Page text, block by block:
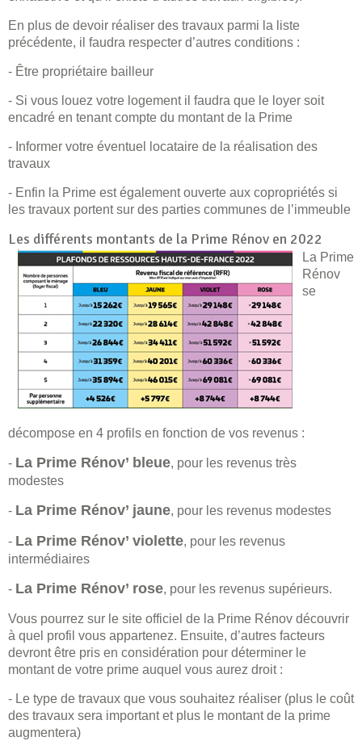
En plus de devoir réaliser des travaux parmi la liste
précédente, il faudra respecter d’autres conditions :
- Être propriétaire bailleur
- Si vous louez votre logement il faudra que le loyer soit
encadré en tenant compte du montant de la Prime
- Informer votre éventuel locataire de la réalisation des
travaux
- Enfin la Prime est également ouverte aux copropriétés si
les travaux portent sur des parties communes de l’immeuble
Les différents montants de la Prime Rénov en 2022
La Prime
Rénov
se
décompose en 4 profils en fonction de vos revenus :
- La Prime Rénov’ bleue, pour les revenus très
modestes
- La Prime Rénov’ jaune, pour les revenus modestes
- La Prime Rénov’ violette, pour les revenus
intermédiaires
- La Prime Rénov’ rose, pour les revenus supérieurs.
Vous pourrez sur le site officiel de la Prime Rénov découvrir
à quel profil vous appartenez. Ensuite, d’autres facteurs
devront être pris en considération pour déterminer le
montant de votre prime auquel vous aurez droit :
- Le type de travaux que vous souhaitez réaliser (plus le coût
des travaux sera important et plus le montant de la prime
augmentera)